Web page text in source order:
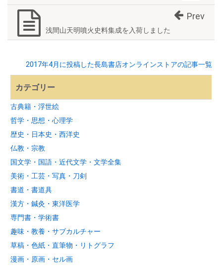
浅間山天明噴火史料集成を入荷しました
Prev
2017年4月に投稿した長島書店オンラインストアの記事一覧
カテゴリー
古典籍・浮世絵
哲学・思想・心理学
歴史・日本史・西洋史
仏教・宗教
国文学・国語・近代文学・文学全集
美術・工芸・写真・刀剣
書道・書道具
漢方・鍼灸・東洋医学
専門書・学術書
趣味・教養・サブカルチャー
草稿・色紙・直筆物・リトグラフ
漫画・原画・セル画